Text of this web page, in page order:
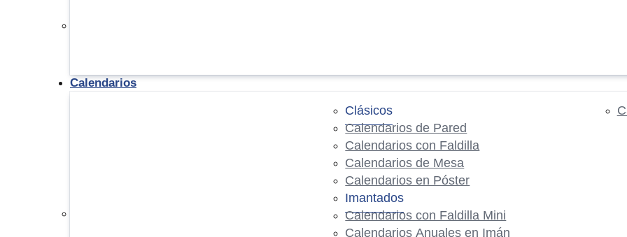
Calendarios
Clásicos
Calendarios de Pared
Calendarios con Faldilla
Calendarios de Mesa
Calendarios en Póster
Imantados
Calendarios con Faldilla Mini
Calendarios Anuales en Imán